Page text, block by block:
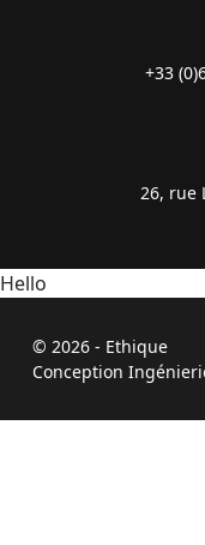
+33
26, rue
Hello
© 2026 - Ethique
Conception